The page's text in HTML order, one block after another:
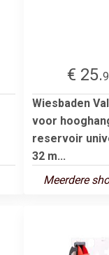
€ 25.
Wiesbaden
voor
reservoir
32 m...
Meerdere